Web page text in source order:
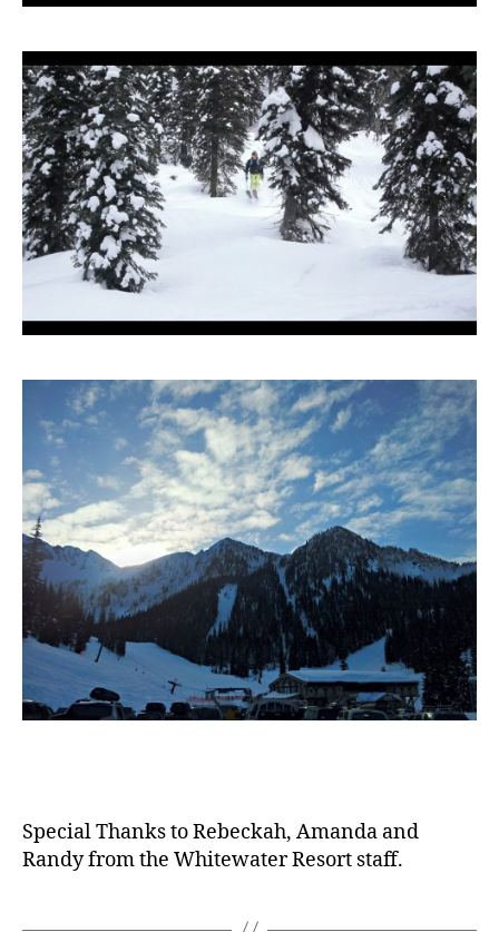
Special Thanks to Rebeckah, Amanda and
Randy from the Whitewater Resort staff.